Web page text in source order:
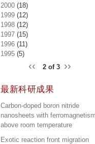
2000 (18)
1999 (12)
1998 (12)
1997 (15)
1996 (11)
1995 (5)
‹‹ 2 of 3 ››
最新科研成果
Carbon-doped boron nitride
nanosheets with ferromagnetism
above room temperature
Exotic reaction front migration